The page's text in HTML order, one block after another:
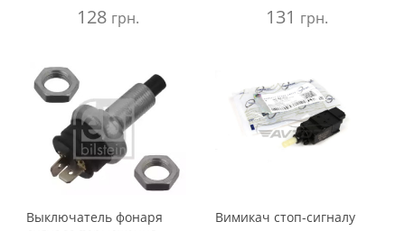
128 грн. 131 грн.
Выключатель фонаря
Вимикач стоп-сигналу